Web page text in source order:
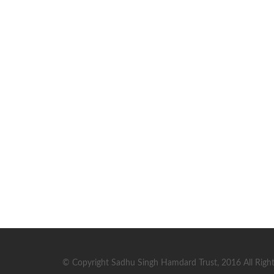
© Copyright Sadhu Singh Hamdard Trust, 2016 All